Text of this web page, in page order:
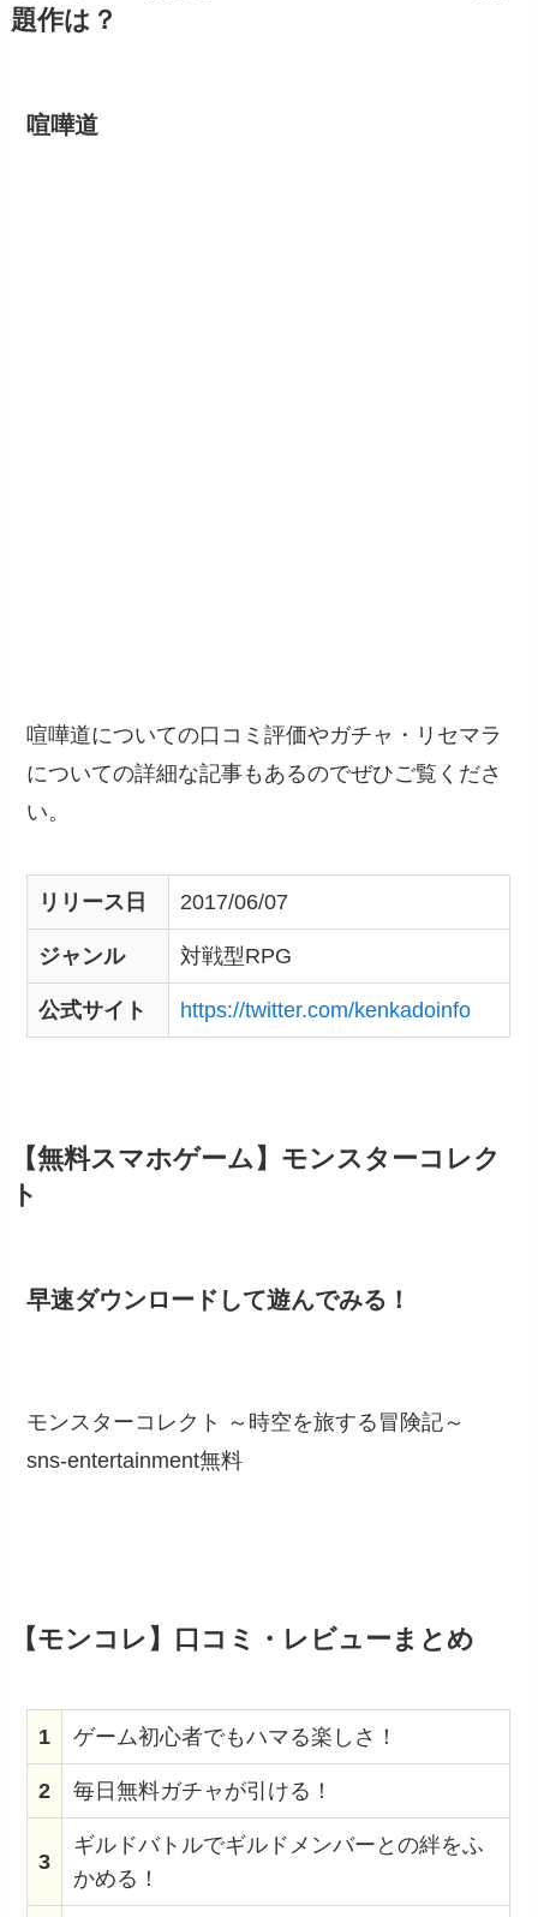
題作は？
喧嘩道
喧嘩道についての口コミ評価やガチャ・リセマラ
についての詳細な記事もあるのでぜひご覧くださ
い。
リリース日 2017/06/07
ジャンル 対戦型RPG
公式サイト https://twitter.com/kenkadoinfo
【無料スマホゲーム】モンスターコレク
ト
早速ダウンロードして遊んでみる！
モンスターコレクト ～時空を旅する冒険記～
sns-entertainment無料
【モンコレ】口コミ・レビューまとめ
1 ゲーム初心者でもハマる楽しさ！
2 毎日無料ガチャが引ける！
3
ギルドバトルでギルドメンバーとの絆をふ
かめる！